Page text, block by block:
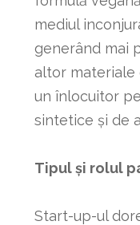
mediul
generând mai
altor materiale
un înlocuitor
sintetice și de
Tipul și rolul
Start-up-ul